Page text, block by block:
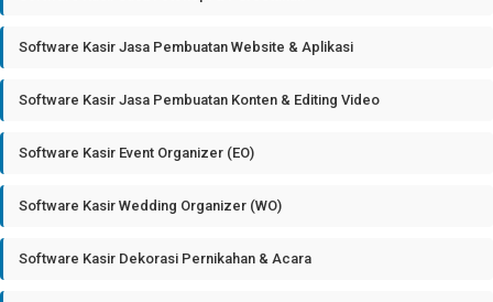
Software Kasir Jasa Pembuatan Website & Aplikasi
Software Kasir Jasa Pembuatan Konten & Editing Video
Software Kasir Event Organizer (EO)
Software Kasir Wedding Organizer (WO)
Software Kasir Dekorasi Pernikahan & Acara